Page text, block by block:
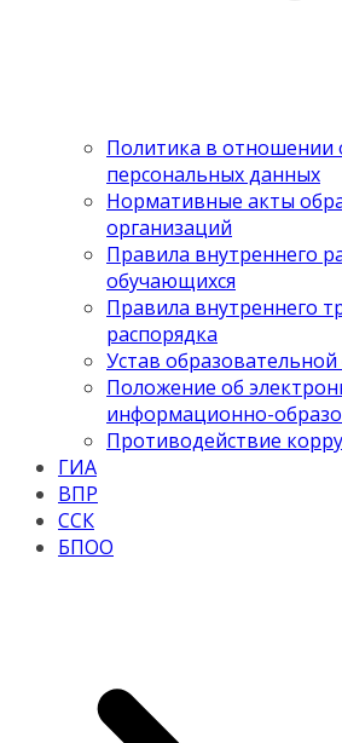
Политика в отношении
персональных данных
Нормативные акты
организаций
Правила внутреннего
обучающихся
Правила внутреннего
распорядка
Устав
Положение об
информационно-
Противодействие
ГИА
ВПР
ССК
БПОО